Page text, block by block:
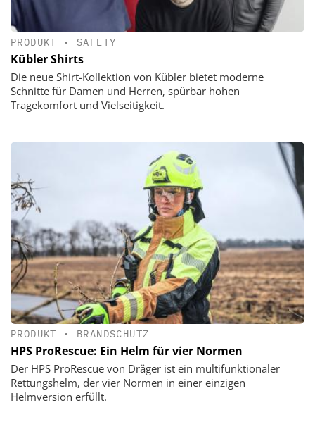
PRODUKT • SAFETY
Kübler Shirts
Die neue Shirt-Kollektion von Kübler bietet moderne
Schnitte für Damen und Herren, spürbar hohen
Tragekomfort und Vielseitigkeit.
PRODUKT • BRANDSCHUTZ
HPS ProRescue: Ein Helm für vier Normen
Der HPS ProRescue von Dräger ist ein multifunktionaler
Rettungshelm, der vier Normen in einer einzigen
Helmversion erfüllt.